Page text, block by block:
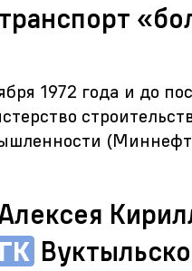
1972 года и до
ГК